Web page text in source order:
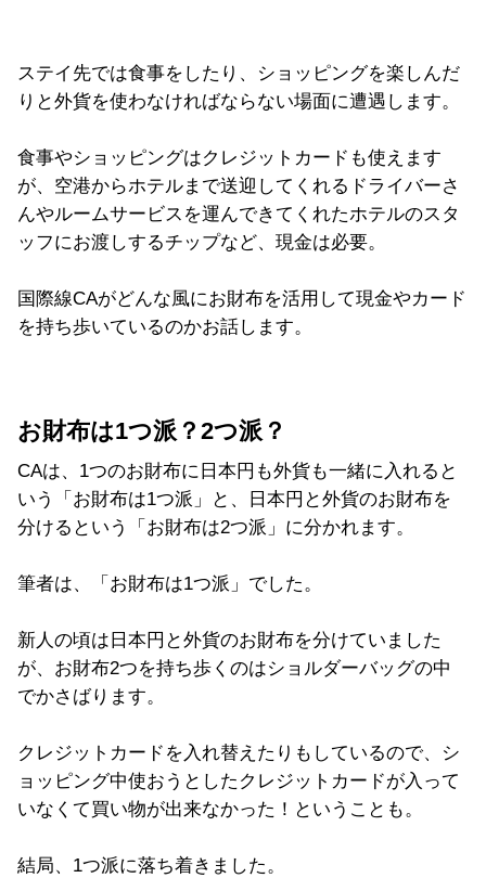
ステイ先では食事をしたり、ショッピングを楽しんだ
りと外貨を使わなければならない場面に遭遇します。
食事やショッピングはクレジットカードも使えます
が、空港からホテルまで送迎してくれるドライバーさ
んやルームサービスを運んできてくれたホテルのスタ
ッフにお渡しするチップなど、現金は必要。
国際線CAがどんな風にお財布を活用して現金やカード
を持ち歩いているのかお話します。
お財布は1つ派？2つ派？
CAは、1つのお財布に日本円も外貨も一緒に入れると
いう「お財布は1つ派」と、日本円と外貨のお財布を
分けるという「お財布は2つ派」に分かれます。
筆者は、「お財布は1つ派」でした。
新人の頃は日本円と外貨のお財布を分けていました
が、お財布2つを持ち歩くのはショルダーバッグの中
でかさばります。
クレジットカードを入れ替えたりもしているので、シ
ョッピング中使おうとしたクレジットカードが入って
いなくて買い物が出来なかった！ということも。
結局、1つ派に落ち着きました。